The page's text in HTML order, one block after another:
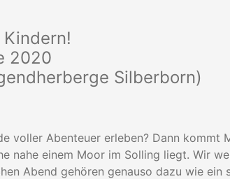
2020
Silberborn)
voller Abenteuer erleben? Dann
nahe einem Moor im Solling liegt. Wir
Abend gehören genauso dazu wie